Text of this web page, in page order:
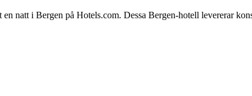
natt i Bergen på Hotels.com. Dessa Bergen-hotell levererar